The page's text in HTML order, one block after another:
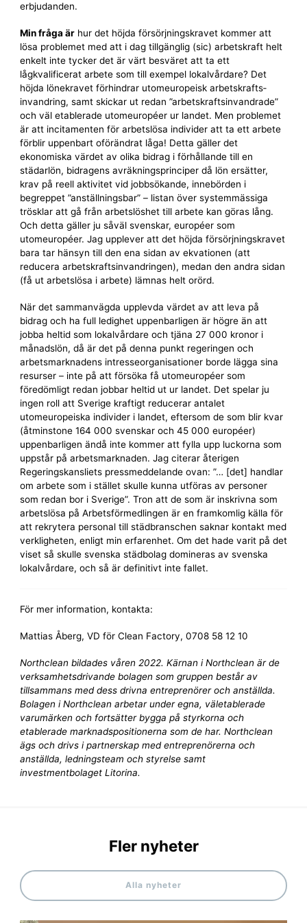
erbjudanden.
Min fråga ärhur det höjda försörjnings­kravet kommer att
lösa problemet med att i dag tillgänglig (sic) arbetskraft helt
enkelt inte tycker det är värt besväret att ta ett
lågkvalificerat arbete som till exempel lokal­vårdare? Det
höjda lönekravet förhindrar utomeuropeisk arbets­krafts­
invandring, samt skickar ut redan ”arbets­krafts­invandrade”
och väl etablerade utomeuropéer ur landet. Men problemet
är att incitamenten för arbetslösa individer att ta ett arbete
förblir uppenbart oförändrat låga! Detta gäller det
ekonomiska värdet av olika bidrag i förhållande till en
städarlön, bidragens avräknings­principer då lön ersätter,
krav på reell aktivitet vid jobbsökande, innebörden i
begreppet ”anställningsbar” – listan över system­mässiga
trösklar att gå från arbetslöshet till arbete kan göras lång.
Och detta gäller ju såväl svenskar, européer som
utomeuropéer. Jag upplever att det höjda försörjnings­kravet
bara tar hänsyn till den ena sidan av ekvationen (att
reducera arbets­krafts­invandringen), medan den andra sidan
(få ut arbetslösa i arbete) lämnas helt orörd.
När det sammanvägda upplevda värdet av att leva på
bidrag och ha full ledighet uppenbarligen är högre än att
jobba heltid som lokal­vårdare och tjäna 27 000 kronor i
månadslön, då är det på denna punkt regeringen och
arbets­marknadens intresse­organisationer borde lägga sina
resurser – inte på att försöka få utomeuropéer som
föredömligt redan jobbar heltid ut ur landet. Det spelar ju
ingen roll att Sverige kraftigt reducerar antalet
utomeuropeiska individer i landet, eftersom de som blir kvar
(åtminstone 164 000 svenskar och 45 000 européer)
uppenbarligen ändå inte kommer att fylla upp luckorna som
uppstår på arbets­marknaden. Jag citerar återigen
Regerings­kansliets pressmeddelande ovan: ”… [det] handlar
om arbete som i stället skulle kunna utföras av personer
som redan bor i Sverige”. Tron att de som är inskrivna som
arbetslösa på Arbets­förmedlingen är en framkomlig källa för
att rekrytera personal till städbranschen saknar kontakt med
verkligheten, enligt min erfarenhet. Om det hade varit på det
viset så skulle svenska städbolag domineras av svenska
lokal­vårdare, och så är definitivt inte fallet.
För mer information, kontakta:
Mattias Åberg, VD för Clean Factory, 0708 58 12 10
Northclean bildades våren 2022. Kärnan i Northclean är de
verksamhetsdrivande bolagen som gruppen består av
tillsammans med dess drivna entreprenörer och anställda.
Bolagen i Northclean arbetar under egna, väletablerade
varumärken och fortsätter bygga på styrkorna och
etablerade marknadspositionerna som de har. Northclean
ägs och drivs i partnerskap med entreprenörerna och
anställda, ledningsteam och styrelse samt
investmentbolaget Litorina.
Fler nyheter
Alla nyheter